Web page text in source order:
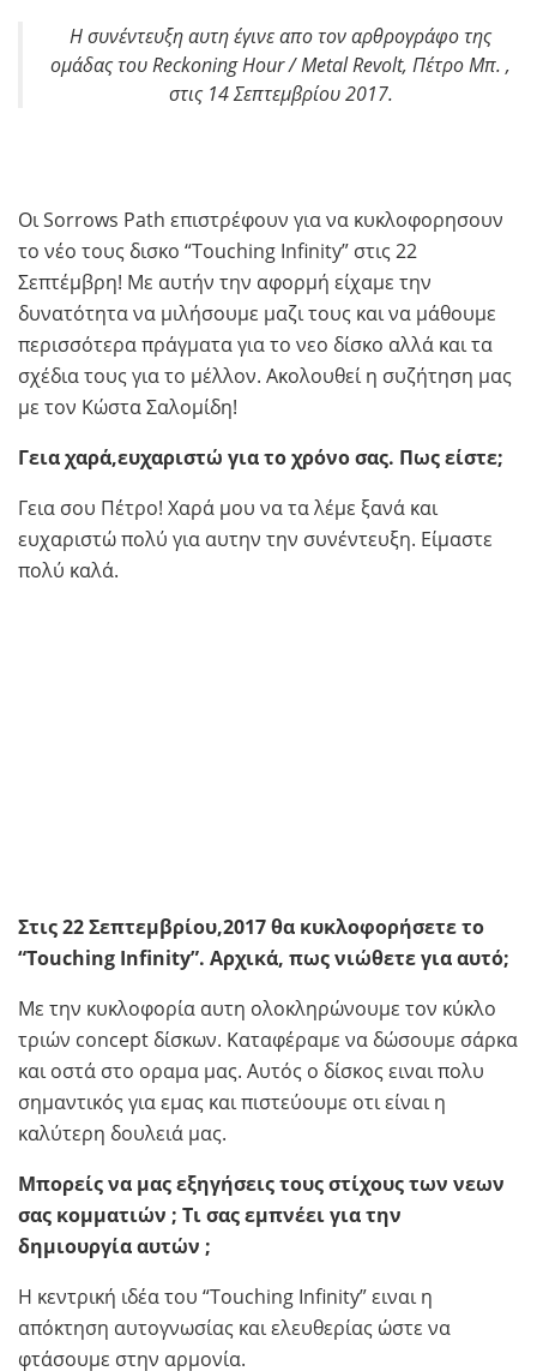
H συνέντευξη αυτη έγινε απο τον αρθρογράφο της
ομάδας του Reckoning Hour / Metal Revolt, Πέτρο Μπ. ,
στις 14 Σεπτεμβρίου 2017.
Οι Sorrows Path επιστρέφουν για να κυκλοφορησουν
το νέο τους δισκο “Touching Infinity” στις 22
Σεπτέμβρη! Με αυτήν την αφορμή είχαμε την
δυνατότητα να μιλήσουμε μαζι τους και να μάθουμε
περισσότερα πράγματα για το νεο δίσκο αλλά και τα
σχέδια τους για το μέλλον. Ακολουθεί η συζήτηση μας
με τον Κώστα Σαλομίδη!
Γεια χαρά,ευχαριστώ για το χρόνο σας. Πως είστε;
Γεια σου Πέτρο! Χαρά μου να τα λέμε ξανά και
ευχαριστώ πολύ για αυτην την συνέντευξη. Είμαστε
πολύ καλά.
Στις 22 Σεπτεμβρίου,2017 θα κυκλοφορήσετε το
“Touching Infinity”. Αρχικά, πως νιώθετε για αυτό;
Με την κυκλοφορία αυτη ολοκληρώνουμε τον κύκλο
τριών concept δίσκων. Καταφέραμε να δώσουμε σάρκα
και οστά στο οραμα μας. Αυτός ο δίσκος ειναι πολυ
σημαντικός για εμας και πιστεύουμε οτι είναι η
καλύτερη δουλειά μας.
Μπορείςνα μας εξηγήσεις τους στίχους των νεων
σας κομματιών ; Τι σας εμπνέει για την
δημιουργία αυτών ;
Η κεντρική ιδέα του “Touching Infinity” ειναι η
απόκτηση αυτογνωσίας και ελευθερίας ώστε να
φτάσουμε στην αρμονία.